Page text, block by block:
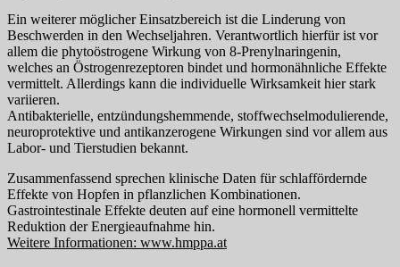
Ein weiterer möglicher Einsatzbereich ist die Linderung von
Beschwerden in den Wechseljahren. Verantwortlich hierfür ist vor
allem die phytoöstrogene Wirkung von 8-Prenylnaringenin,
welches an Östrogenrezeptoren bindet und hormonähnliche Effekte
vermittelt. Allerdings kann die individuelle Wirksamkeit hier stark
variieren.
Antibakterielle, entzündungshemmende, stoffwechselmodulierende,
neuroprotektive und antikanzerogene Wirkungen sind vor allem aus
Labor- und Tierstudien bekannt.
Zusammenfassend sprechen klinische Daten für schlaffördernde
Effekte von Hopfen in pflanzlichen Kombinationen.
Gastrointestinale Effekte deuten auf eine hormonell vermittelte
Reduktion der Energieaufnahme hin.
Weitere Informationen: www.hmppa.at